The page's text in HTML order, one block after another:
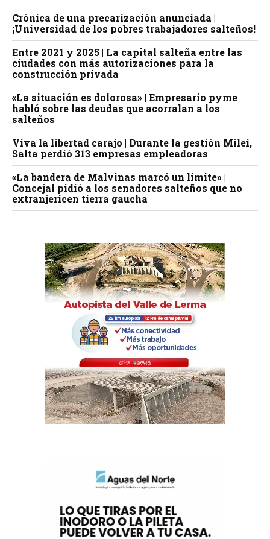
Crónica de una precarización anunciada |
¡Universidad de los pobres trabajadores salteños!
Entre 2021 y 2025 | La capital salteña entre las
ciudades con más autorizaciones para la
construcción privada
«La situación es dolorosa» | Empresario pyme
habló sobre las deudas que acorralan a los
salteños
Viva la libertad carajo | Durante la gestión Milei,
Salta perdió 313 empresas empleadoras
«La bandera de Malvinas marcó un límite» |
Concejal pidió a los senadores salteños que no
extranjericen tierra gaucha